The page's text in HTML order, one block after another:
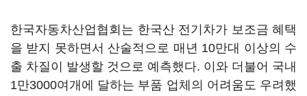
한국자동차산업협회는 한국산 전기차가 보조금 혜택
을 받지 못하면서 산술적으로 매년 10만대 이상의 수
출 차질이 발생할 것으로 예측했다. 이와 더불어 국내
1만3000여개에 달하는 부품 업체의 어려움도 우려했